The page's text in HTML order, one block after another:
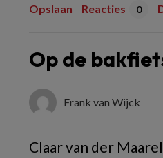
Opslaan Reacties 0
Op de
Frank van Wijck
Claar van der